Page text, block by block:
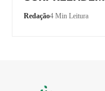
Redação4 Min Leitura